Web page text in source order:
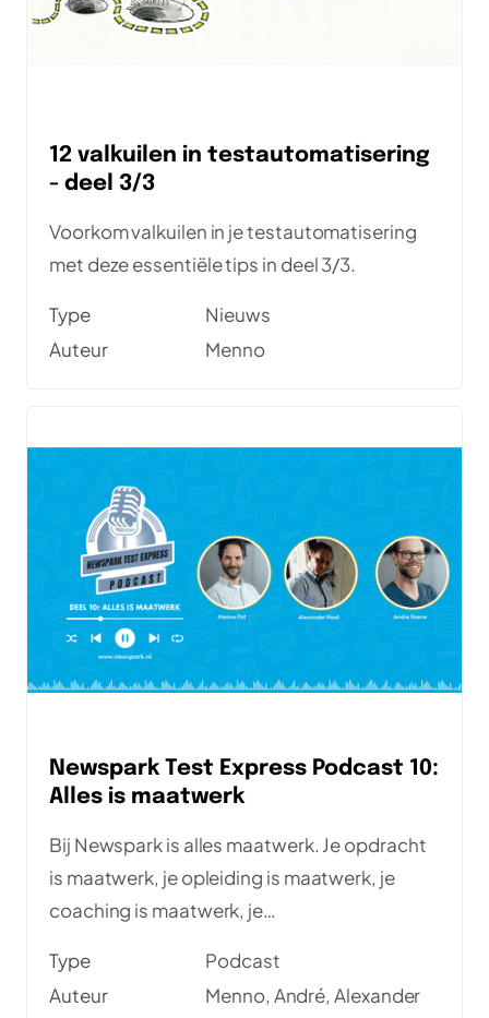
12 valkuilen in testautomatisering
- deel 3/3
Voorkom valkuilen in je testautomatisering
met deze essentiële tips in deel 3/3.
Type
Nieuws
Auteur
Menno
Newspark Test Express Podcast 10:
Alles is maatwerk
Bij Newspark is alles maatwerk. Je opdracht
is maatwerk, je opleiding is maatwerk, je
coaching is maatwerk, je
maatwerk. Maar ook je salarismodel is
maatwerk. Daarover gaan Menno, Alexander
Type
Podcast
Auteur
Menno, André, Alexander